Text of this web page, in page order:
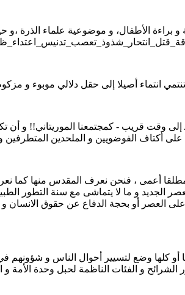
الأطفال، و موضوعية علماء الذرة ،و
وقت قريب - كمجتمعنا الموريتاني!! و أن
مطلقا أعمى ، فنحن نعرف المقدس منها
الجديد و ما لا يتماشى مع سنة التطور
العصر أو بحجة الدفاع عن حقوق الانسان و
كلها وضع لتسيير أحوال الناس و شؤونهم في
الشرائح و الفئات الناظمة لحبل وحدة